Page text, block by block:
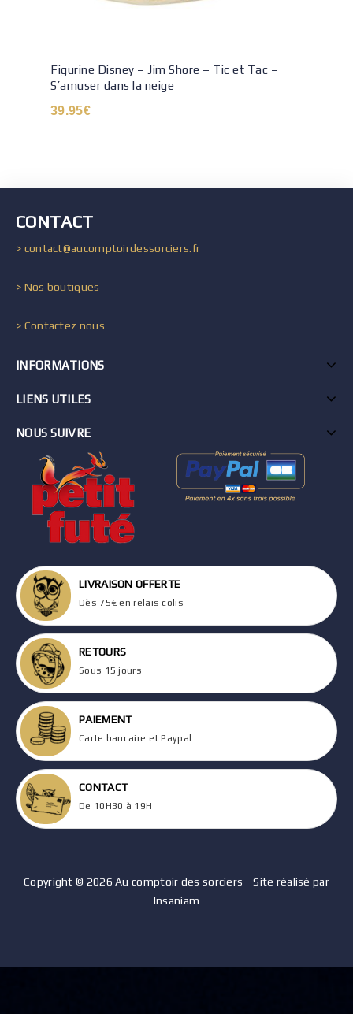
Figurine Disney – Jim Shore – Tic et Tac –
S’amuser dans la neige
39.95€
CONTACT
> contact@aucomptoirdessorciers.fr
> Nos boutiques
> Contactez nous
INFORMATIONS
LIENS UTILES
NOUS SUIVRE
LIVRAISON OFFERTE
Dès 75€ en relais colis
RETOURS
Sous 15 jours
PAIEMENT
Carte bancaire et Paypal
CONTACT
De 10H30 à 19H
Copyright © 2026 Au comptoir des sorciers - Site réalisé par
Insaniam